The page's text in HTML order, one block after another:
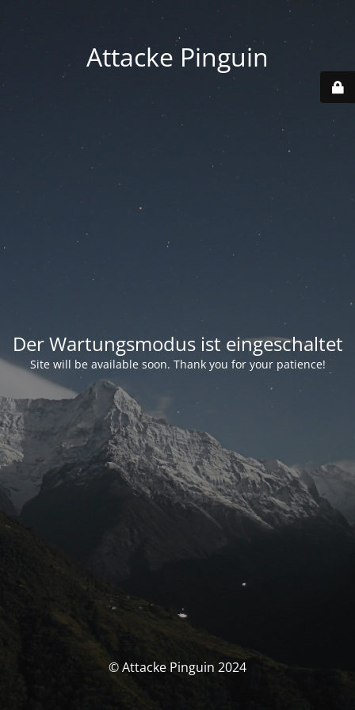
Attacke Pinguin
Der Wartungsmodus ist eingeschaltet
Site will be available soon. Thank you for your patience!
© Attacke Pinguin 2024